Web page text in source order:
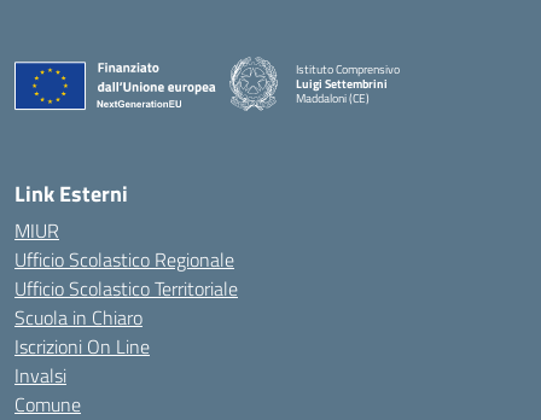
Istituto Comprensivo
Luigi Settembrini
Maddaloni (CE)
Link Esterni
MIUR
Ufficio Scolastico Regionale
Ufficio Scolastico Territoriale
Scuola in Chiaro
Iscrizioni On Line
Invalsi
Comune